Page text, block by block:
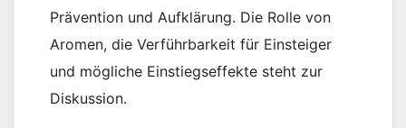
Prävention und Aufklärung. Die Rolle von
Aromen, die Verführbarkeit für Einsteiger
und mögliche Einstiegseffekte steht zur
Diskussion.